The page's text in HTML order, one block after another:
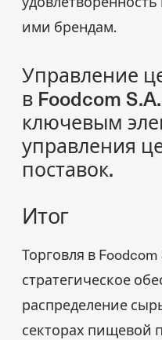
ими брендам.
Управление
в Foodcom
ключевым
управления
поставок.
Итог
Торговля в
стратегическое
распределение
секторах пищевой